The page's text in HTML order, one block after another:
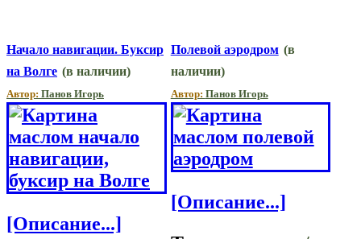
Начало навигации. Буксир
на Волге (в наличии)
Автор: Панов Игорь
[Описание...]
Полевой аэродром (в
наличии)
Автор: Панов Игорь
[Описание...]